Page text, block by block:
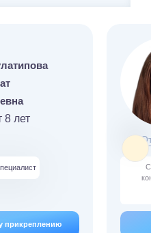
8 лет
прикреплению